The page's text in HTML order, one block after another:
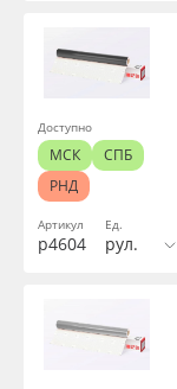
Артикул
р4604
Ед.
рул.
Доступно
МСК
СПБ
РНД